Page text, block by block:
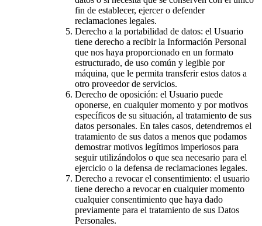
fin de establecer, ejercer o defender
reclamaciones legales.
Derecho a la portabilidad de datos: el Usuario
tiene derecho a recibir la Información Personal
que nos haya proporcionado en un formato
estructurado, de uso común y legible por
máquina, que le permita transferir estos datos a
otro proveedor de servicios.
Derecho de oposición: el Usuario puede
oponerse, en cualquier momento y por motivos
específicos de su situación, al tratamiento de sus
datos personales. En tales casos, detendremos el
tratamiento de sus datos a menos que podamos
demostrar motivos legítimos imperiosos para
seguir utilizándolos o que sea necesario para el
ejercicio o la defensa de reclamaciones legales.
Derecho a revocar el consentimiento: el usuario
tiene derecho a revocar en cualquier momento
cualquier consentimiento que haya dado
previamente para el tratamiento de sus Datos
Personales.